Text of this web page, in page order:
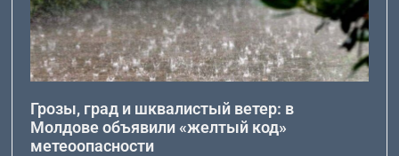
Грозы, град и шквалистый ветер: в
Молдове объявили «желтый код»
метеоопасности